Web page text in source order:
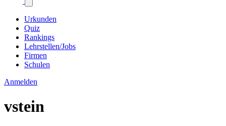
Urkunden
Quiz
Rankings
Lehrstellen/Jobs
Firmen
Schulen
Anmelden
vstein